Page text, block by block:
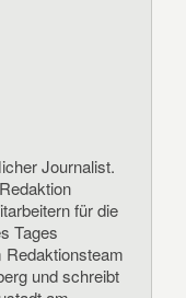
Journalist.
für die
Tages
und schreibt